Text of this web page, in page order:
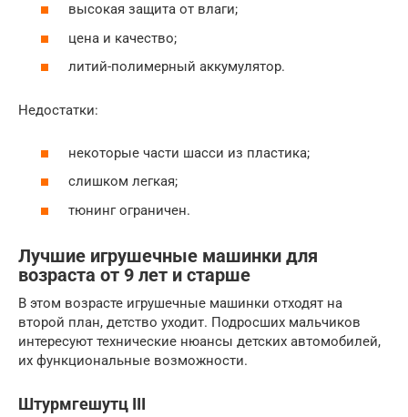
высокая защита от влаги;
цена и качество;
литий-полимерный аккумулятор.
Недостатки:
некоторые части шасси из пластика;
слишком легкая;
тюнинг ограничен.
Лучшие игрушечные машинки для
возраста от 9 лет и старше
В этом возрасте игрушечные машинки отходят на
второй план, детство уходит. Подросших мальчиков
интересуют технические нюансы детских автомобилей,
их функциональные возможности.
Штурмгешутц III